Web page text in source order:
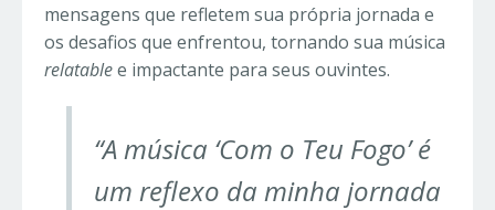
mensagens que refletem sua própria jornada e
os desafios que enfrentou, tornando sua música
relatablee impactante para seus ouvintes.
“A música ‘Com o Teu Fogo’ é
um reflexo da minha jornada